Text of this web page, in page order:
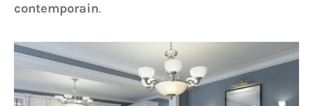
contemporain.